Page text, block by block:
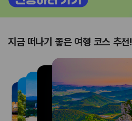
지금 떠나기 좋은 여행 코스 추천!